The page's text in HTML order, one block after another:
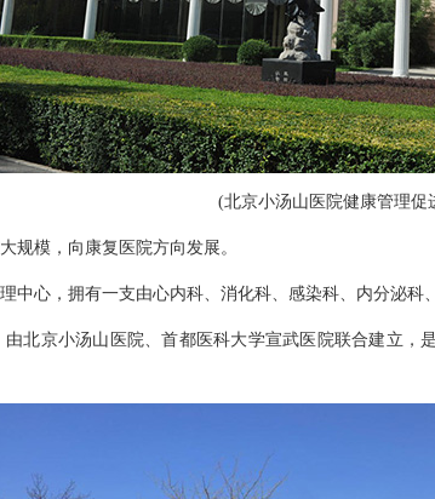
(北京小汤山医院健康管理促
模，向康复医院方向发展。
心，拥有一支由心内科、消化科、感染科、内分泌科
京小汤山医院、首都医科大学宣武医院联合建立，